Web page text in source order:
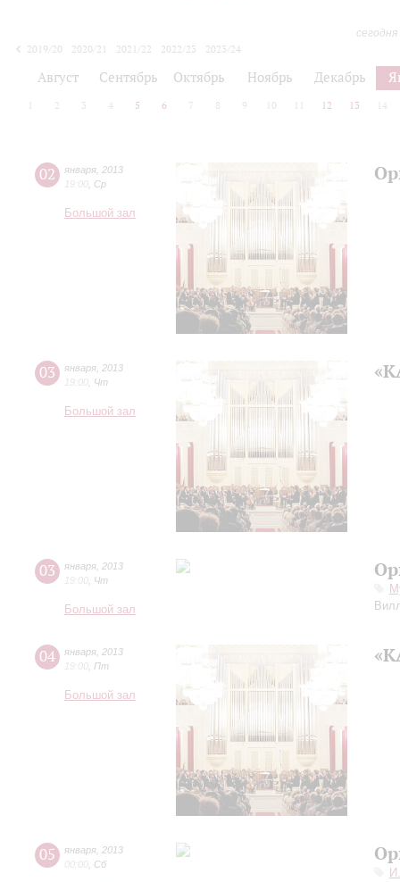
2019/20
2020/21 2021/22 2022/23
2023/24
Август Сентябрь Октябрь Ноябрь Декабрь
2 3 4 5 6 7 8 9 10 12 13 14
02 января 2013
19:00 Ср
Большой зал
03 января 2013
19:00 Чт
Большой зал
03 января 2013
19:00 Чт
Большой зал
04 января 2013
19:00 Пт
Большой зал
05 января 2013
00:00 Сб